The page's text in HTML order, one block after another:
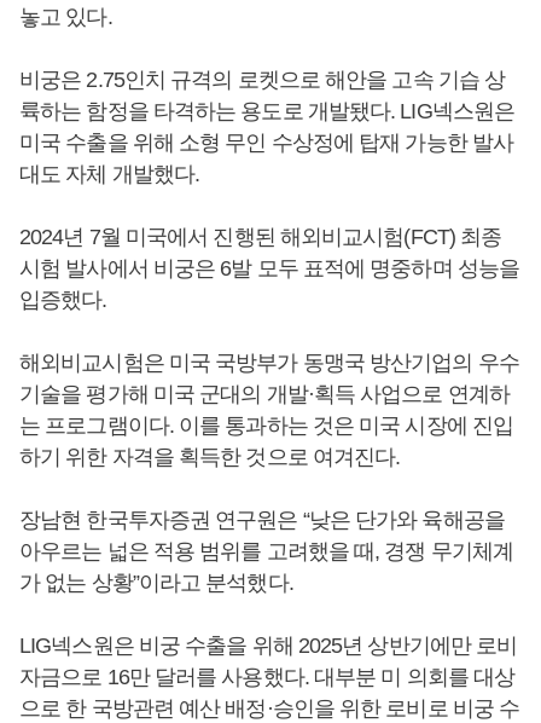
놓고 있다.
비궁은 2.75인치 규격의 로켓으로 해안을 고속 기습 상
륙하는 함정을 타격하는 용도로 개발됐다. LIG넥스원은
미국 수출을 위해 소형 무인 수상정에 탑재 가능한 발사
대도 자체 개발했다.
2024년 7월 미국에서 진행된 해외비교시험(FCT) 최종
시험 발사에서 비궁은 6발 모두 표적에 명중하며 성능을
입증했다.
해외비교시험은 미국 국방부가 동맹국 방산기업의 우수
기술을 평가해 미국 군대의 개발·획득 사업으로 연계하
는 프로그램이다. 이를 통과하는 것은 미국 시장에 진입
하기 위한 자격을 획득한 것으로 여겨진다.
장남현 한국투자증권 연구원은 “낮은 단가와 육해공을
아우르는 넓은 적용 범위를 고려했을 때, 경쟁 무기체계
가 없는 상황”이라고 분석했다.
LIG넥스원은 비궁 수출을 위해 2025년 상반기에만 로비
자금으로 16만 달러를 사용했다. 대부분 미 의회를 대상
으로 한 국방관련 예산 배정·승인을 위한 로비로 비궁 수